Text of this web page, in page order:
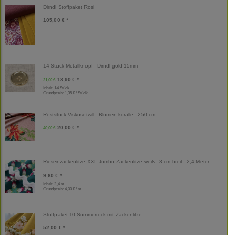
Dirndl Stoffpaket Rosi
105,00 € *
14 Stück Metallknopf - Dirndl gold 15mm
21,00 € 18,90 € *
Inhalt: 14 Stück
Grundpreis: 1,35 € / Stück
Reststück Viskosetwill - Blumen koralle - 250 cm
40,00 € 20,00 € *
Riesenzackenlitze XXL Jumbo Zackenlitze weiß - 3 cm breit - 2,4 Meter
9,60 € *
Inhalt: 2,4 m
Grundpreis: 4,00 € / m
Stoffpaket 10 Sommerrock mit Zackenlitze
52,00 € *